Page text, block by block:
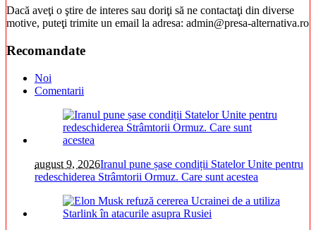
Dacă aveţi o ştire de interes sau doriţi să ne contactaţi din diverse
motive, puteţi trimite un email la adresa: admin@presa-alternativa.ro
Recomandate
Noi
Comentarii
august 9, 2026Iranul pune șase condiții Statelor Unite pentru
redeschiderea Strâmtorii Ormuz. Care sunt acestea